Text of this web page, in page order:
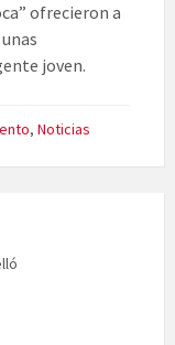
ofrecieron a
joven.
, Noticias